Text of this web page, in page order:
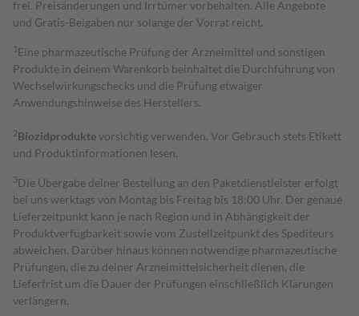
frei. Preisänderungen und Irrtümer vorbehalten. Alle Angebote
und Gratis-Beigaben nur solange der Vorrat reicht.
1 Eine pharmazeutische Prüfung der Arzneimittel und sonstigen
Produkte in deinem Warenkorb beinhaltet die Durchführung von
Wechselwirkungschecks und die Prüfung etwaiger
Anwendungshinweise des Herstellers.
2Biozidproduktevorsichtig verwenden. Vor Gebrauch stets Etikett
und Produktinformationen lesen.
3Die Übergabe deiner Bestellung an den Paketdienstleister erfolgt
bei uns werktags von Montag bis Freitag bis 18:00 Uhr. Der genaue
Lieferzeitpunkt kann je nach Region und in Abhängigkeit der
Produktverfügbarkeit sowie vom Zustellzeitpunkt des Spediteurs
abweichen. Darüber hinaus können notwendige pharmazeutische
Prüfungen, die zu deiner Arzneimittelsicherheit dienen, die
Lieferfrist um die Dauer der Prüfungen einschließlich Klärungen
verlängern.